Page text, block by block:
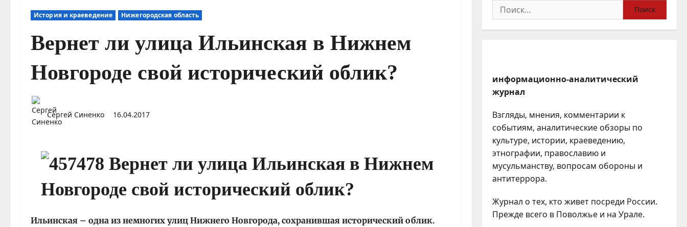
История и краеведение Нижегородская область
Вернет ли улица Ильинская в Нижнем
Новгороде свой исторический облик?
Сергей Синенко 16.04.2017
Ильинская – одна из немногих улиц Нижнего Новгорода, сохранившая исторический облик.
Найти:
информационно-аналитический
журнал
Взгляды, мнения, комментарии к
событиям, аналитические обзоры по
культуре, истории, краеведению,
этнографии, православию и
мусульманству, вопросам обороны и
антитеррора.
Журнал о тех, кто живет посреди России.
Прежде всего в Поволжье и на Урале.